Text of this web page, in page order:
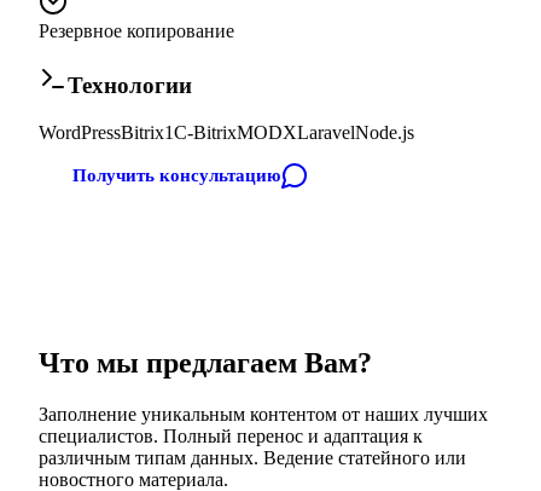
Резервное копирование
Технологии
WordPressBitrix1C-BitrixMODXLaravelNode.js
Получить консультацию
Что мы предлагаем Вам?
Заполнение уникальным контентом от наших лучших
специалистов. Полный перенос и адаптация к
различным типам данных. Ведение статейного или
новостного материала.